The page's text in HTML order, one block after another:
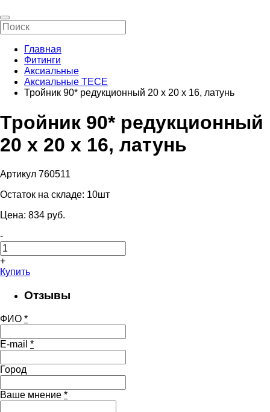
Главная
Фитинги
Аксиальные
Аксиальные ТЕСЕ
Тройник 90* редукционный 20 х 20 х 16, латунь
Тройник 90* редукционный
20 х 20 х 16, латунь
Артикул 760511
Остаток на складе: 10шт
Цена: 834 pуб.
-
+
Купить
Отзывы
ФИО *
E-mail *
Город
Ваше мнение *